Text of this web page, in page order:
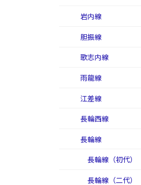
岩内線
胆振線
歌志内線
雨龍線
江差線
長輪西線
長輪線
長輪線（初代）
長輪線（二代）